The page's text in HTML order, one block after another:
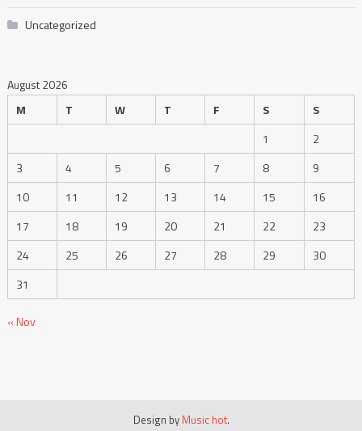
Uncategorized
August 2026
M
T W T F S
S
1
2
3
4 5 6 7 8
9
10
11 12 13 14 15
16
17
18 19 20 21 22
23
24
25 26 27 28 29
30
31
« Nov
Design by Music hot.